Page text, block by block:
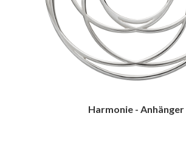
Harmonie - Anhänger